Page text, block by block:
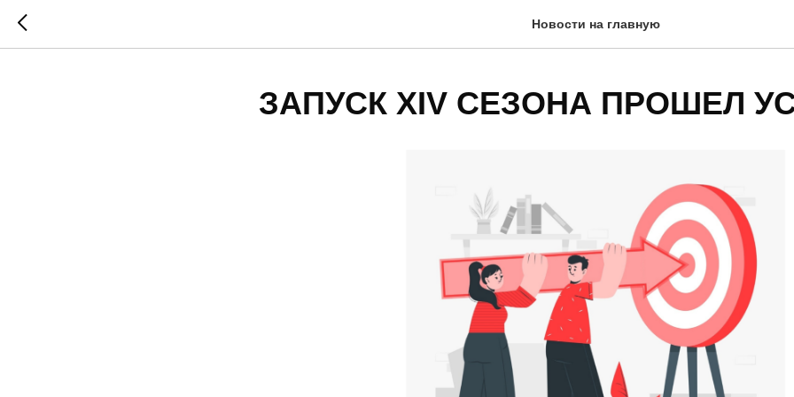
Новости на главную
ЗАПУСК XIV СЕЗОНА ПРОШЕЛ